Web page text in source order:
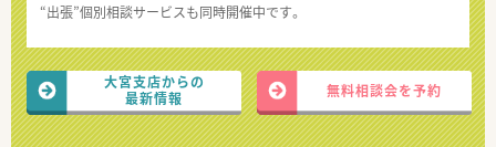
“出張”個別相談サービスも同時開催中です。
大宮支店からの
最新情報
無料相談会を予約